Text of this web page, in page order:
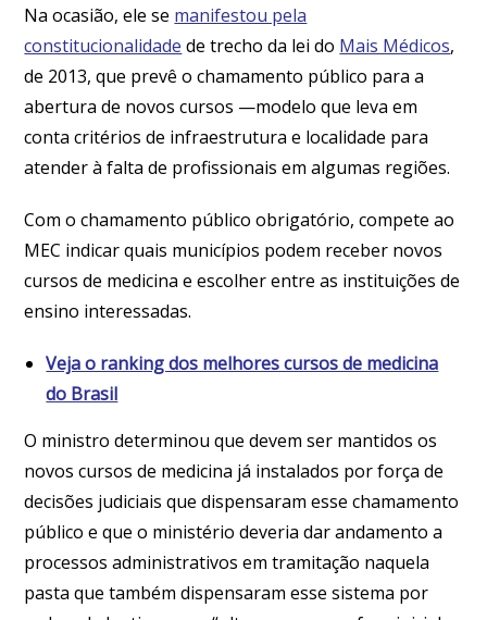
Na ocasião, ele se manifestou pela
constitucionalidade de trecho da lei do Mais Médicos,
de 2013, que prevê o chamamento público para a
abertura de novos cursos —modelo que leva em
conta critérios de infraestrutura e localidade para
atender à falta de profissionais em algumas regiões.
Com o chamamento público obrigatório, compete ao
MEC indicar quais municípios podem receber novos
cursos de medicina e escolher entre as instituições de
ensino interessadas.
Veja o ranking dos melhores cursos de medicina
do Brasil
O ministro determinou que devem ser mantidos os
novos cursos de medicina já instalados por força de
decisões judiciais que dispensaram esse chamamento
público e que o ministério deveria dar andamento a
processos administrativos em tramitação naquela
pasta que também dispensaram esse sistema por